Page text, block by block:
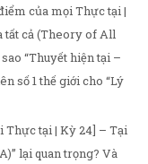
của mọi Thực tại |
tất cả (Theory of All
“Thuyết hiện tại –
số 1 thế giới cho “Lý
Thực tại | Kỳ 24] – Tại
lại quan trọng? Và